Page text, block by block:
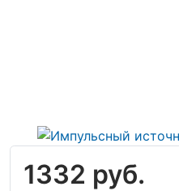
1332 руб.